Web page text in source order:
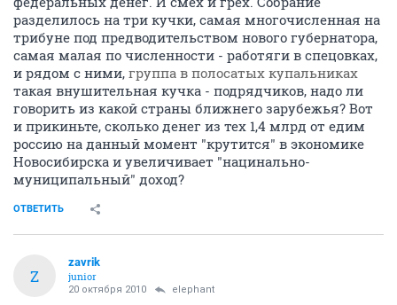
разделилось на три кучки, самая многочисленная на
трибуне под предводительством нового губернатора,
самая малая по численности - работяги в спецовках,
и рядом с ними, группа в полосатых купальниках
такая внушительная кучка - подрядчиков, надо ли
говорить из какой страны ближнего зарубежья? Вот
и прикиньте, сколько денег из тех 1,4 млрд от едим
россию на данный момент "крутится" в экономике
Новосибирска и увеличивает "нацинально-
муниципальный" доход?
ОТВЕТИТЬ
Z
zavrik
junior
20 октября 2010 elephant